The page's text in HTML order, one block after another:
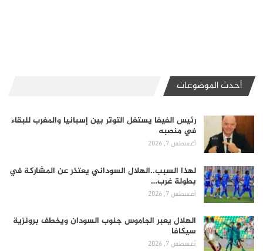
أحدث الموضوعات
رئيس الفيفا يستغل التوتر بين إسبانيا والمغرب للبقاء
في منصبه
أغسطس 7, 2026
لهذا السبب..الهلال السوداني يعتذر عن المشاركة في
بطولة غرب…
أغسطس 7, 2026
الهلال يعبر الجاموس جنوب السودان ويخطف برونزية
سيكافا
أغسطس 7, 2026